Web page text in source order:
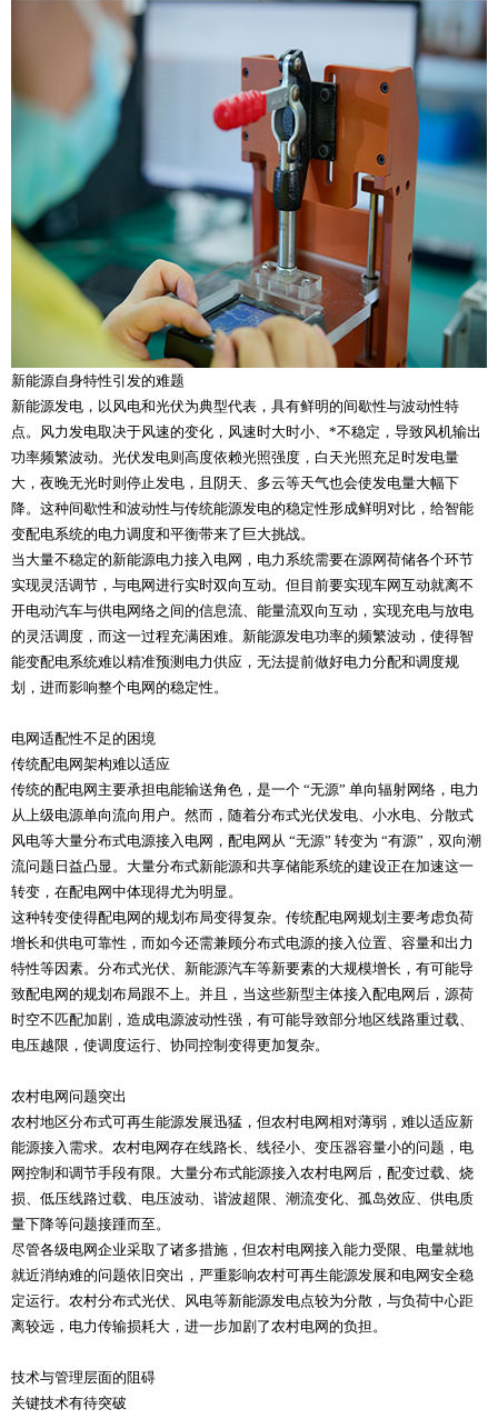
新能源自身特性引发的难题
新能源发电，以风电和光伏为典型代表，具有鲜明的间歇性与波动性特
点。风力发电取决于风速的变化，风速时大时小、*不稳定，导致风机输出
功率频繁波动。光伏发电则高度依赖光照强度，白天光照充足时发电量
大，夜晚无光时则停止发电，且阴天、多云等天气也会使发电量大幅下
降。这种间歇性和波动性与传统能源发电的稳定性形成鲜明对比，给智能
变配电系统的电力调度和平衡带来了巨大挑战。
当大量不稳定的新能源电力接入电网，电力系统需要在源网荷储各个环节
实现灵活调节，与电网进行实时双向互动。但目前要实现车网互动就离不
开电动汽车与供电网络之间的信息流、能量流双向互动，实现充电与放电
的灵活调度，而这一过程充满困难。新能源发电功率的频繁波动，使得智
能变配电系统难以精准预测电力供应，无法提前做好电力分配和调度规
划，进而影响整个电网的稳定性。
电网适配性不足的困境
传统配电网架构难以适应
传统的配电网主要承担电能输送角色，是一个 “无源” 单向辐射网络，电力
从上级电源单向流向用户。然而，随着分布式光伏发电、小水电、分散式
风电等大量分布式电源接入电网，配电网从 “无源” 转变为 “有源”，双向潮
流问题日益凸显。大量分布式新能源和共享储能系统的建设正在加速这一
转变，在配电网中体现得尤为明显。
这种转变使得配电网的规划布局变得复杂。传统配电网规划主要考虑负荷
增长和供电可靠性，而如今还需兼顾分布式电源的接入位置、容量和出力
特性等因素。分布式光伏、新能源汽车等新要素的大规模增长，有可能导
致配电网的规划布局跟不上。并且，当这些新型主体接入配电网后，源荷
时空不匹配加剧，造成电源波动性强，有可能导致部分地区线路重过载、
电压越限，使调度运行、协同控制变得更加复杂。
农村电网问题突出
农村地区分布式可再生能源发展迅猛，但农村电网相对薄弱，难以适应新
能源接入需求。农村电网存在线路长、线径小、变压器容量小的问题，电
网控制和调节手段有限。大量分布式能源接入农村电网后，配变过载、烧
损、低压线路过载、电压波动、谐波超限、潮流变化、孤岛效应、供电质
量下降等问题接踵而至。
尽管各级电网企业采取了诸多措施，但农村电网接入能力受限、电量就地
就近消纳难的问题依旧突出，严重影响农村可再生能源发展和电网安全稳
定运行。农村分布式光伏、风电等新能源发电点较为分散，与负荷中心距
离较远，电力传输损耗大，进一步加剧了农村电网的负担。
技术与管理层面的阻碍
关键技术有待突破